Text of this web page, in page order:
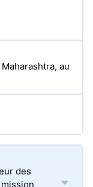
au
des